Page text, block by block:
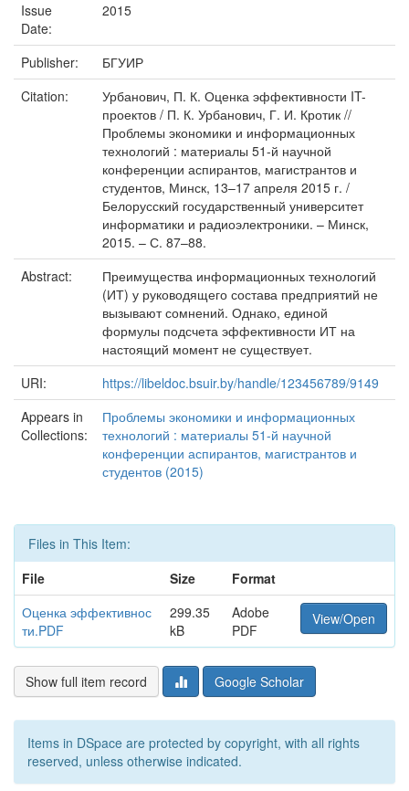
Issue
Date:
2015
Publisher:
БГУИР
Citation:
Урбанович, П. К. Оценка эффективности IT-
проектов / П. К. Урбанович, Г. И. Кротик //
Проблемы экономики и информационных
технологий : материалы 51-й научной
конференции аспирантов, магистрантов и
студентов, Минск, 13–17 апреля 2015 г. /
Белорусский государственный университет
информатики и радиоэлектроники. – Минск,
2015. – С. 87–88.
Abstract:
Преимущества информационных технологий
(ИТ) у руководящего состава предприятий не
вызывают сомнений. Однако, единой
формулы подсчета эффективности ИТ на
настоящий момент не существует.
URI:
https://libeldoc.bsuir.by/handle/123456789/9149
Appears in
Collections:
Проблемы экономики и информационных
технологий : материалы 51-й научной
конференции аспирантов, магистрантов и
студентов (2015)
Files in This Item:
File
Size
Format
Оценка эффективнос
ти.PDF
299.35
kB
Adobe
PDF
View/Open
Show full item record Google Scholar
Items in DSpace are protected by copyright, with all rights
reserved, unless otherwise indicated.